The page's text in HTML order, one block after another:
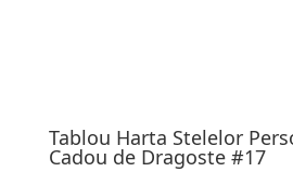
Tablou Harta Stelelor
Cadou de Dragoste #17